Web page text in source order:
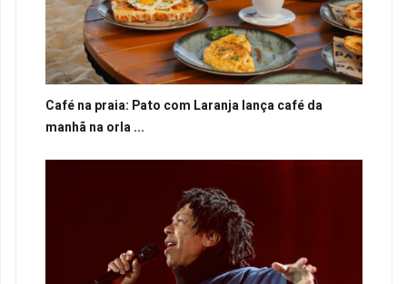
Café na praia: Pato com Laranja lança café da
manhã na orla ...